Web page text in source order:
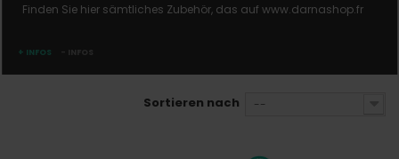
Finden Sie hier sämtliches Zubehör, das auf www.darnashop.fr
+ INFOS - INFOS
Sortieren nach --